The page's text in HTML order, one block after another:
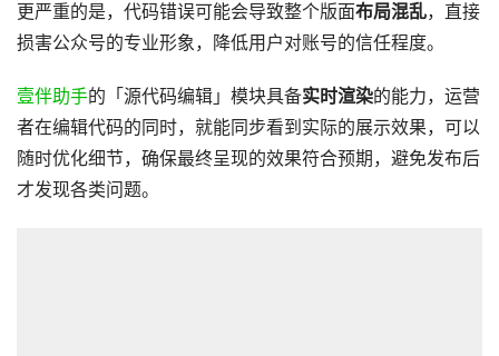
更严重的是，代码错误可能会导致整个版面布局混乱，直接
损害公众号的专业形象，降低用户对账号的信任程度。
壹伴助手的「源代码编辑」模块具备实时渲染的能力，运营
者在编辑代码的同时，就能同步看到实际的展示效果，可以
随时优化细节，确保最终呈现的效果符合预期，避免发布后
才发现各类问题。